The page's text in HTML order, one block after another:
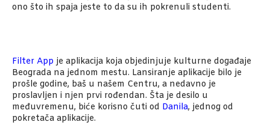
ono što ih spaja jeste to da su ih pokrenuli studenti.
Filter App je aplikacija koja objedinjuje kulturne događaje
Beograda na jednom mestu. Lansiranje aplikacije bilo je
prošle godine, baš u našem Centru, a nedavno je
proslavljen i njen prvi rođendan. Šta je desilo u
međuvremenu, biće korisno čuti od Danila, jednog od
pokretača aplikacije.